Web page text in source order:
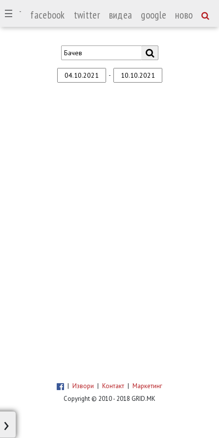
facebook twitter видеа google ново
-
| Извори | Контакт | Маркетинг
Copyright © 2010 - 2018 GRID.MK
›